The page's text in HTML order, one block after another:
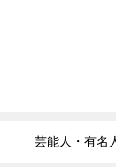
芸能人・有名